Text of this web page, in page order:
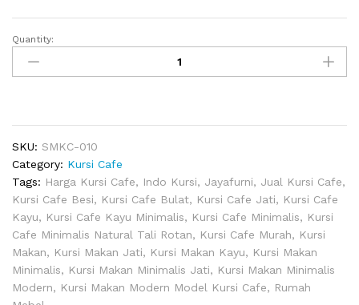
Kursi
Cafe
Minimalis
quantity
Quantity:
SKU: SMKC-010
Category: Kursi Cafe
Tags: Harga Kursi Cafe, Indo Kursi, Jayafurni, Jual Kursi Cafe,
Kursi Cafe Besi, Kursi Cafe Bulat, Kursi Cafe Jati, Kursi Cafe
Kayu, Kursi Cafe Kayu Minimalis, Kursi Cafe Minimalis, Kursi
Cafe Minimalis Natural Tali Rotan, Kursi Cafe Murah, Kursi
Makan, Kursi Makan Jati, Kursi Makan Kayu, Kursi Makan
Minimalis, Kursi Makan Minimalis Jati, Kursi Makan Minimalis
Modern, Kursi Makan Modern Model Kursi Cafe, Rumah